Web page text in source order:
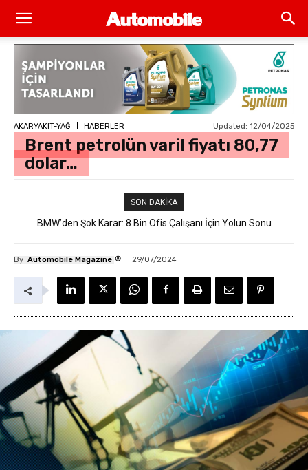
AKARYAKIT-YAĞ HABERLER Updated: 12/04/2025
Brent petrolün varil fiyatı 80,77
dolar…
SON DAKIKA
BMW’den Şok Karar: 8 Bin Ofis Çalışanı İçin Yolun Sonu
By Automobile Magazine ® 29/07/2024